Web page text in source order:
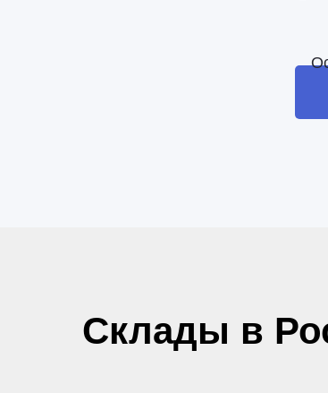
Склады в